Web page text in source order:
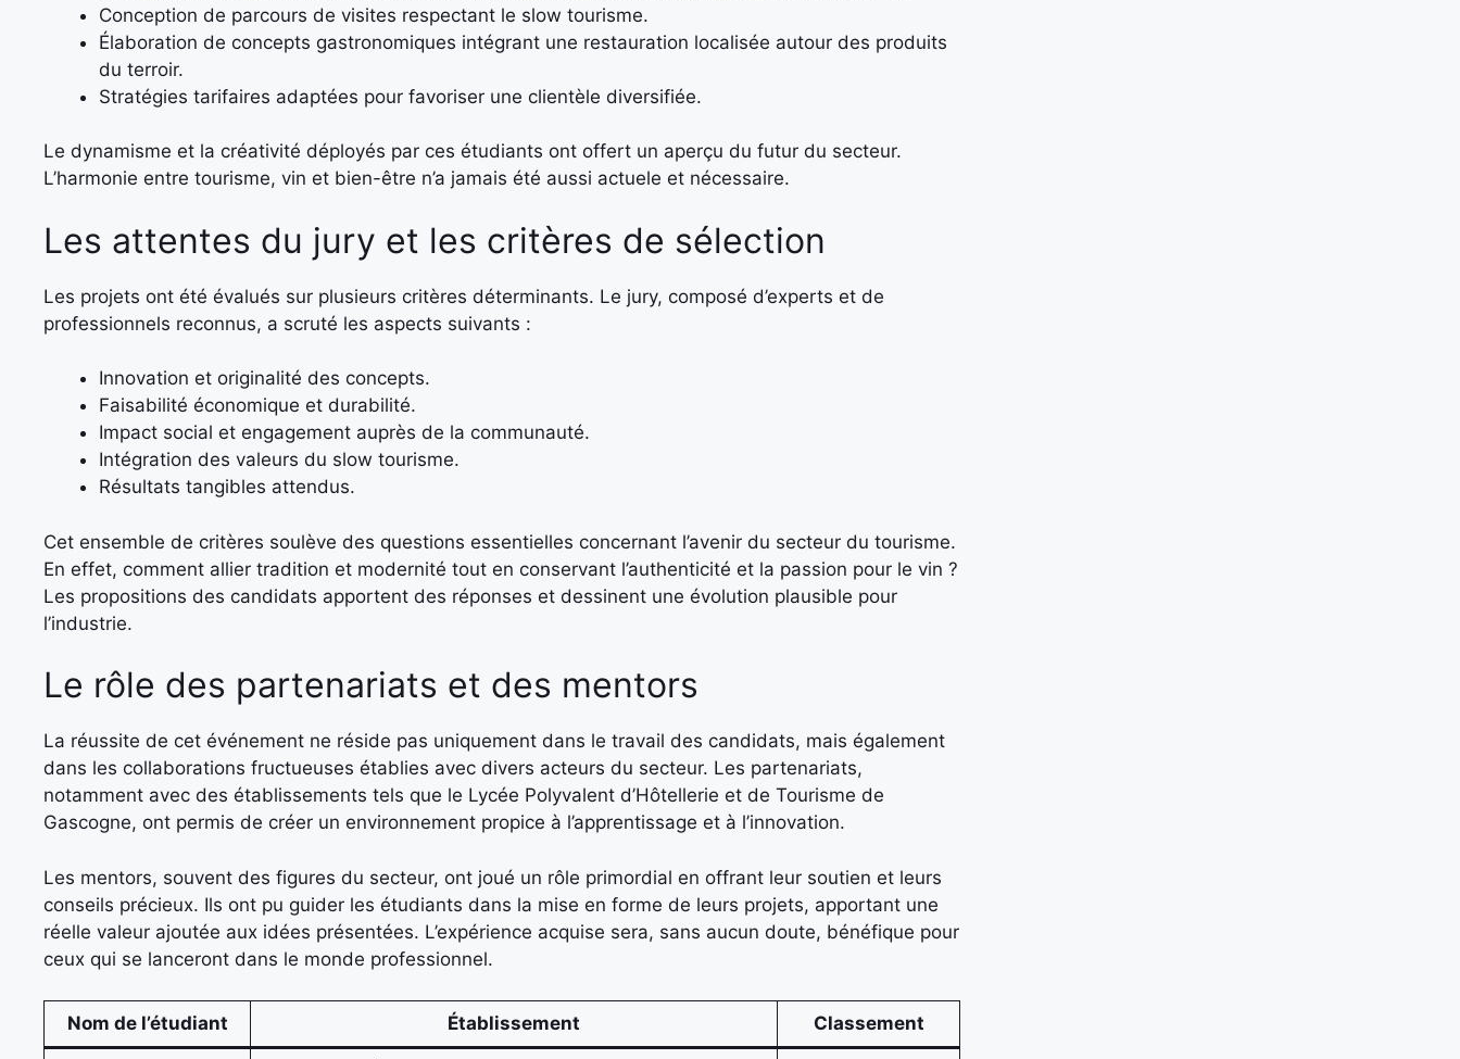
Conception de parcours de visites respectant le slow tourisme.
Élaboration de concepts gastronomiques intégrant une restauration localisée autour des produits
du terroir.
Stratégies tarifaires adaptées pour favoriser une clientèle diversifiée.
Le dynamisme et la créativité déployés par ces étudiants ont offert un aperçu du futur du secteur.
L’harmonie entre tourisme, vin et bien-être n’a jamais été aussi actuele et nécessaire.
Les attentes du jury et les critères de sélection
Les projets ont été évalués sur plusieurs critères déterminants. Le jury, composé d’experts et de
professionnels reconnus, a scruté les aspects suivants :
Innovation et originalité des concepts.
Faisabilité économique et durabilité.
Impact social et engagement auprès de la communauté.
Intégration des valeurs du slow tourisme.
Résultats tangibles attendus.
Cet ensemble de critères soulève des questions essentielles concernant l’avenir du secteur du tourisme.
En effet, comment allier tradition et modernité tout en conservant l’authenticité et la passion pour le vin ?
Les propositions des candidats apportent des réponses et dessinent une évolution plausible pour
l’industrie.
Le rôle des partenariats et des mentors
La réussite de cet événement ne réside pas uniquement dans le travail des candidats, mais également
dans les collaborations fructueuses établies avec divers acteurs du secteur. Les partenariats,
notamment avec des établissements tels que le Lycée Polyvalent d’Hôtellerie et de Tourisme de
Gascogne, ont permis de créer un environnement propice à l’apprentissage et à l’innovation.
Les mentors, souvent des figures du secteur, ont joué un rôle primordial en offrant leur soutien et leurs
conseils précieux. Ils ont pu guider les étudiants dans la mise en forme de leurs projets, apportant une
réelle valeur ajoutée aux idées présentées. L’expérience acquise sera, sans aucun doute, bénéfique pour
ceux qui se lanceront dans le monde professionnel.
Nom de l’étudiant Établissement Classement